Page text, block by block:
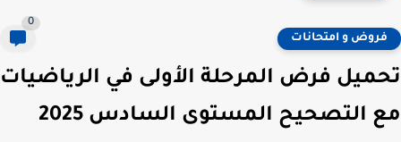
فروض و امتحانات
0
تحميل فرض المرحلة الأولى في الرياضيات
مع التصحيح المستوى السادس 2025